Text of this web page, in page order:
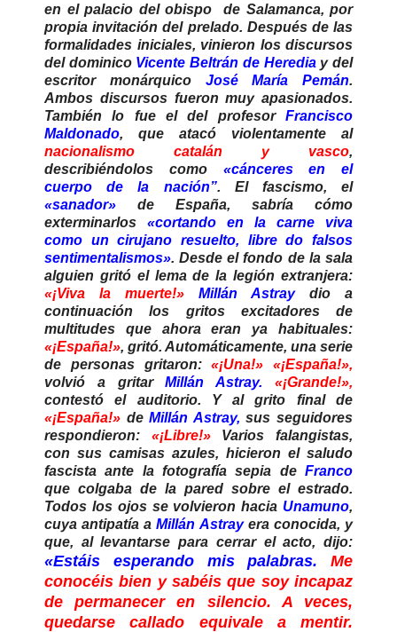
en el palacio del obispo de Salamanca, por
propia invitación del prelado. Después de las
formalidades iniciales, vinieron los discursos
del dominico Vicente Beltrán de Heredia y del
escritor monárquico José María Pemán.
Ambos discursos fueron muy apasionados.
También lo fue el del profesor Francisco
Maldonado, que atacó violentamente al
nacionalismo catalán y vasco,
describiéndolos como «cánceres en el
cuerpo de la nación”. El fascismo, el
«sanador» de España, sabría cómo
exterminarlos «cortando en la carne viva
como un cirujano resuelto, libre do falsos
sentimentalismos». Desde el fondo de la sala
alguien gritó el lema de la legión extranjera:
«¡Viva la muerte!»
Millán Astraydio a
continuación los gritos excitadores de
multitudes que ahora eran ya habituales:
«¡España!», gritó. Automáticamente, una serie
de personas gritaron:«¡Una!» «¡España!»,
volvió a gritarMillán Astray.
«¡Grande!»,
contestó el auditorio. Y al grito final de
«¡España!» deMillán Astray,sus seguidores
respondieron: «¡Libre!» Varios falangistas,
con sus camisas azules, hicieron el saludo
fascista ante la fotografía sepia de Franco
que colgaba de la pared sobre el estrado.
Todos los ojos se volvieron hacia Unamuno,
cuya antipatía aMillán Astray era conocida, y
que, al levantarse para cerrar el acto, dijo:
«Estáis esperando mis palabras. Me
conocéis bien y sabéis que soy incapaz
de permanecer en silencio. A veces,
quedarse callado equivale a mentir.